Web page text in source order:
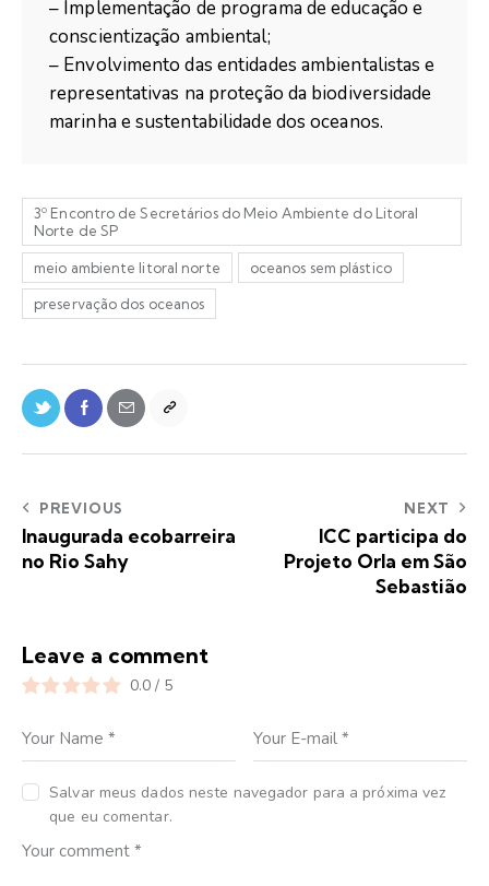
– Implementação de programa de educação e
conscientização ambiental;
– Envolvimento das entidades ambientalistas e
representativas na proteção da biodiversidade
marinha e sustentabilidade dos oceanos.
3º Encontro de Secretários do Meio Ambiente do Litoral
Norte de SP
meio ambiente litoral norte oceanos sem plástico
preservação dos oceanos
PREVIOUS
Inaugurada ecobarreira
no Rio Sahy
NEXT
ICC participa do
Projeto Orla em São
Sebastião
Leave a comment
0.0 / 5
Salvar meus dados neste navegador para a próxima vez
que eu comentar.